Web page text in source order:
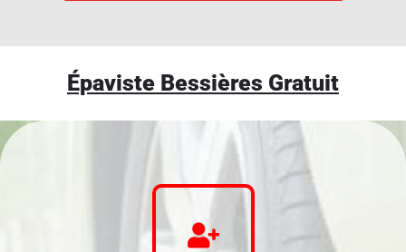
Épaviste Bessières Gratuit